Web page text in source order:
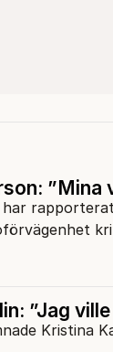
”Jag
Kristina